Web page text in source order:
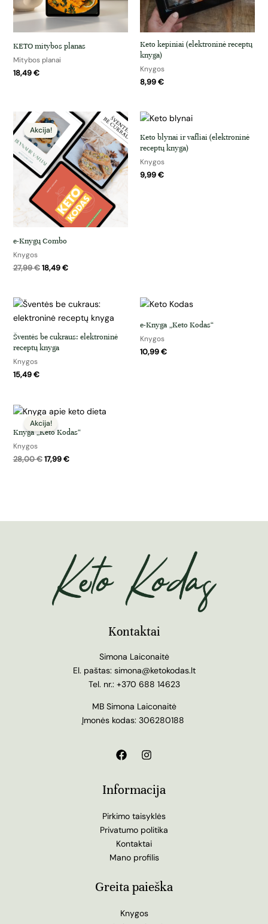
KETO mitybos planas
Mitybos planai
18,49€
Keto kepiniai (elektroninė receptų
knyga)
Knygos
8,99€
e-Knygų Combo
Knygos
27,99€
Original
price
was:
27,99 €.
18,49€
Current
price
is:
18,49 €.
Keto blynai ir vafliai (elektroninė
receptų knyga)
Knygos
9,99€
Šventės be cukraus: elektroninė
receptų knyga
Knygos
15,49€
e-Knyga „Keto Kodas“
Knygos
10,99€
Knyga „Keto Kodas“
Knygos
28,00€
Original
price
was:
28,00 €.
17,99€
Current
price
is:
17,99 €.
Kontaktai
Simona Laiconaitė
El. paštas: simona@ketokodas.lt
Tel. nr.: +370 688 14623
MB Simona Laiconaitė
Įmonės kodas: 306280188
Informacija
Pirkimo taisyklės
Privatumo politika
Kontaktai
Mano profilis
Greita paieška
Knygos